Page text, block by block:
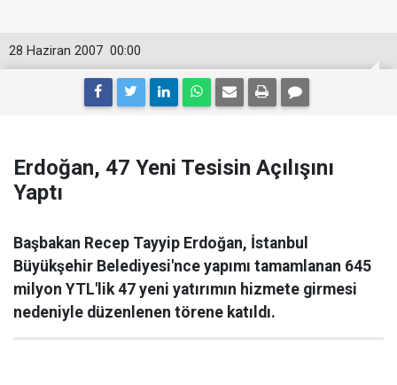
00:00
28 Haziran 2007
Erdoğan, 47 Yeni Tesisin Açılışını
Yaptı
Başbakan Recep Tayyip Erdoğan, İstanbul
Büyükşehir Belediyesi'nce yapımı tamamlanan 645
milyon YTL'lik 47 yeni yatırımın hizmete girmesi
nedeniyle düzenlenen törene katıldı.